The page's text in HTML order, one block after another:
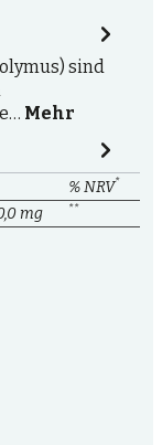
sind
Mehr
% NRV*
mg **